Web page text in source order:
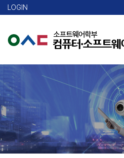
LOGIN